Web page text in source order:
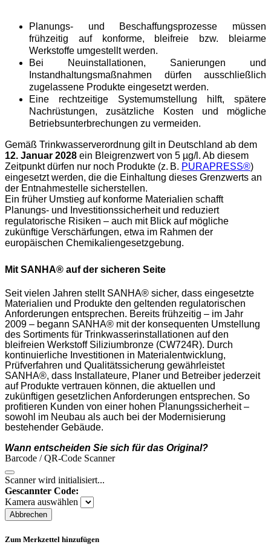
Planungs‑ und Beschaffungsprozesse müssen
frühzeitig auf konforme, bleifreie bzw. bleiarme
Werkstoffe umgestellt werden.
Bei Neuinstallationen, Sanierungen und
Instandhaltungsmaßnahmen dürfen ausschließlich
zugelassene Produkte eingesetzt werden.
Eine rechtzeitige Systemumstellung hilft, spätere
Nachrüstungen, zusätzliche Kosten und mögliche
Betriebsunterbrechungen zu vermeiden.
12. Januar 2028 ein Bleigrenzwert von 5 µg/l. Ab diesem
Zeitpunkt dürfen nur noch Produkte (z. B. PURAPRESS®)
eingesetzt werden, die die Einhaltung dieses Grenzwerts an
der Entnahmestelle sicherstellen.
Ein früher Umstieg auf konforme Materialien schafft
Planungs‑ und Investitionssicherheit und reduziert
regulatorische Risiken – auch mit Blick auf mögliche
zukünftige Verschärfungen, etwa im Rahmen der
europäischen Chemikaliengesetzgebung.
Mit SANHA® auf der sicheren Seite
Seit vielen Jahren stellt SANHA® sicher, dass eingesetzte
Materialien und Produkte den geltenden regulatorischen
Anforderungen entsprechen. Bereits frühzeitig – im Jahr
2009 – begann SANHA® mit der konsequenten Umstellung
des Sortiments für Trinkwasserinstallationen auf den
bleifreien Werkstoff Siliziumbronze (CW724R). Durch
kontinuierliche Investitionen in Materialentwicklung,
Prüfverfahren und Qualitätssicherung gewährleistet
SANHA®, dass Installateure, Planer und Betreiber jederzeit
auf Produkte vertrauen können, die aktuellen und
zukünftigen gesetzlichen Anforderungen entsprechen. So
profitieren Kunden von einer hohen Planungssicherheit –
sowohl im Neubau als auch bei der Modernisierung
bestehender Gebäude.
Wann entscheiden Sie sich für das Original?
Barcode / QR-Code Scanner
Scanner wird initialisiert...
Gescannter Code:
Kamera auswählen
Abbrechen
Zum Merkzettel hinzufügen